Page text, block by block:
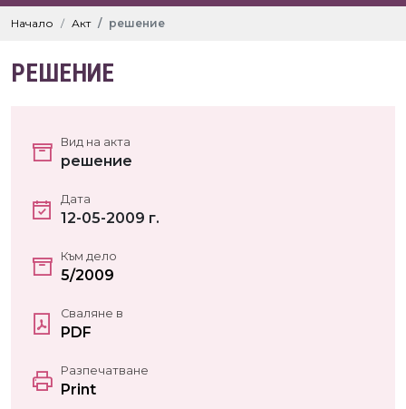
Начало Акт решение
РЕШЕНИЕ
Вид на акта
решение
Дата
12-05-2009 г.
Към дело
5/2009
Сваляне в
PDF
Разпечатване
Print